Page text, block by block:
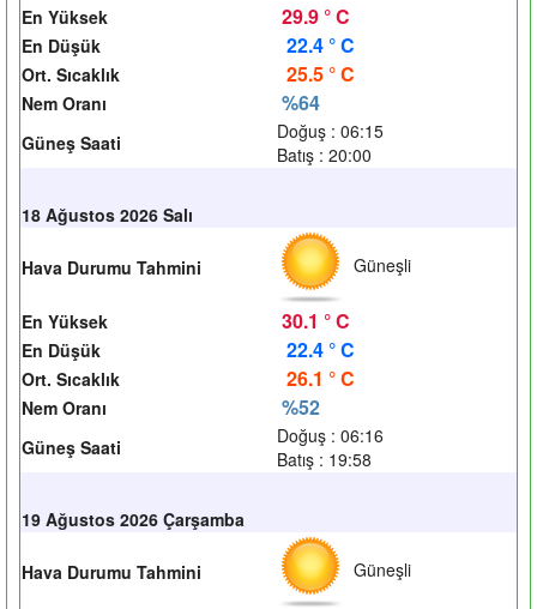
En Yüksek 29.9 ° C
En Düşük 22.4 ° C
Ort. Sıcaklık 25.5 ° C
Nem Oranı %64
Güneş Saati
Doğuş : 06:15
Batış : 20:00
18 Ağustos 2026 Salı
Hava Durumu Tahmini Güneşli
En Yüksek 30.1 ° C
En Düşük 22.4 ° C
Ort. Sıcaklık 26.1 ° C
Nem Oranı %52
Güneş Saati
Doğuş : 06:16
Batış : 19:58
19 Ağustos 2026 Çarşamba
Hava Durumu Tahmini Güneşli